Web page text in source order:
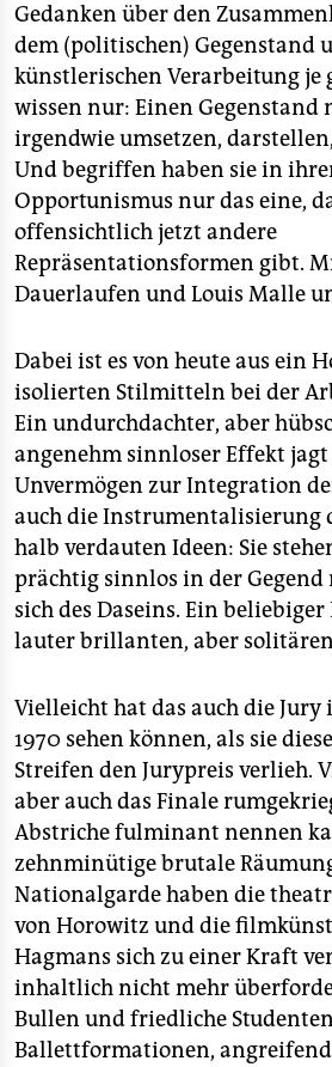
Gedanken über den
dem (politischen) Gegenstand
künstlerischen Verarbeitung je
wissen nur: Einen Gegenstand
irgendwie umsetzen,
Und begriffen haben sie in
Opportunismus nur das eine,
offensichtlich jetzt andere
Repräsentationsformen gibt.
Dauerlaufen und Louis Malle
Dabei ist es von heute aus ein
isolierten Stilmitteln bei der
Ein undurchdachter, aber
angenehm sinnloser Effekt jagt
Unvermögen zur Integration
auch die Instrumentalisierung
halb verdauten Ideen: Sie
prächtig sinnlos in der
sich des Daseins. Ein
lauter brillanten, aber solitären
Vielleicht hat das auch die Jury
1970 sehen können, als sie
Streifen den Jurypreis verlieh.
aber auch das Finale
Abstriche fulminant nennen
zehnminütige brutale
Nationalgarde haben die
von Horowitz und die
Hagmans sich zu einer Kraft
inhaltlich nicht mehr
Bullen und friedliche
Ballettformationen,